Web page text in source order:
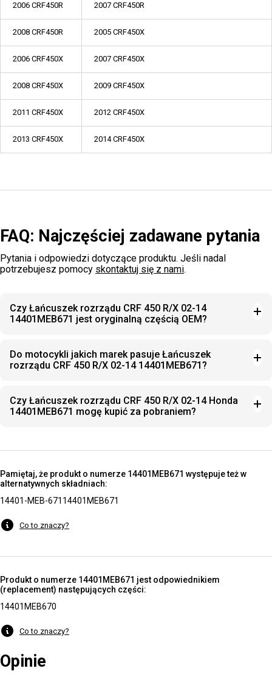
2006 CRF450R 2007 CRF450R
2008 CRF450R 2005 CRF450X
2006 CRF450X 2007 CRF450X
2008 CRF450X 2009 CRF450X
2011 CRF450X 2012 CRF450X
2013 CRF450X 2014 CRF450X
FAQ: Najczęściej zadawane pytania
Pytania i odpowiedzi dotyczące produktu. Jeśli nadal
potrzebujesz pomocy skontaktuj się z nami.
Czy Łańcuszek rozrządu CRF 450 R/X 02-14
14401MEB671 jest oryginalną częścią OEM?
Do motocykli jakich marek pasuje Łańcuszek
rozrządu CRF 450 R/X 02-14 14401MEB671?
Czy Łańcuszek rozrządu CRF 450 R/X 02-14 Honda
14401MEB671 mogę kupić za pobraniem?
Pamiętaj, że produkt o numerze 14401MEB671 występuje też w
alternatywnych składniach:
14401-MEB-671 14401MEB671
Co to znaczy?
Produkt o numerze 14401MEB671 jest odpowiednikiem
(replacement) następujących części:
14401MEB670
Co to znaczy?
Opinie